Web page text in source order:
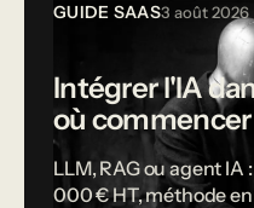
GUIDE SAAS3 août 2026
Intégrer l'IA
où
LLM, RAG ou agent
000 € HT, méthode